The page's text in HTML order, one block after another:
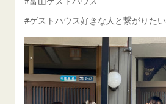
#ゲストハウス好きな人と繋がりたい